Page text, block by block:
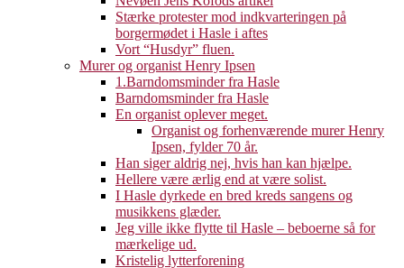
Stærke protester mod indkvarteringen på
borgermødet i Hasle i aftes
Vort “Husdyr” fluen.
Murer og organist Henry Ipsen
1.Barndomsminder fra Hasle
Barndomsminder fra Hasle
En organist oplever meget.
Organist og forhenværende murer Henry
Ipsen, fylder 70 år.
Han siger aldrig nej, hvis han kan hjælpe.
Hellere være ærlig end at være solist.
I Hasle dyrkede en bred kreds sangens og
musikkens glæder.
Jeg ville ikke flytte til Hasle – beboerne så for
mærkelige ud.
Kristelig lytterforening